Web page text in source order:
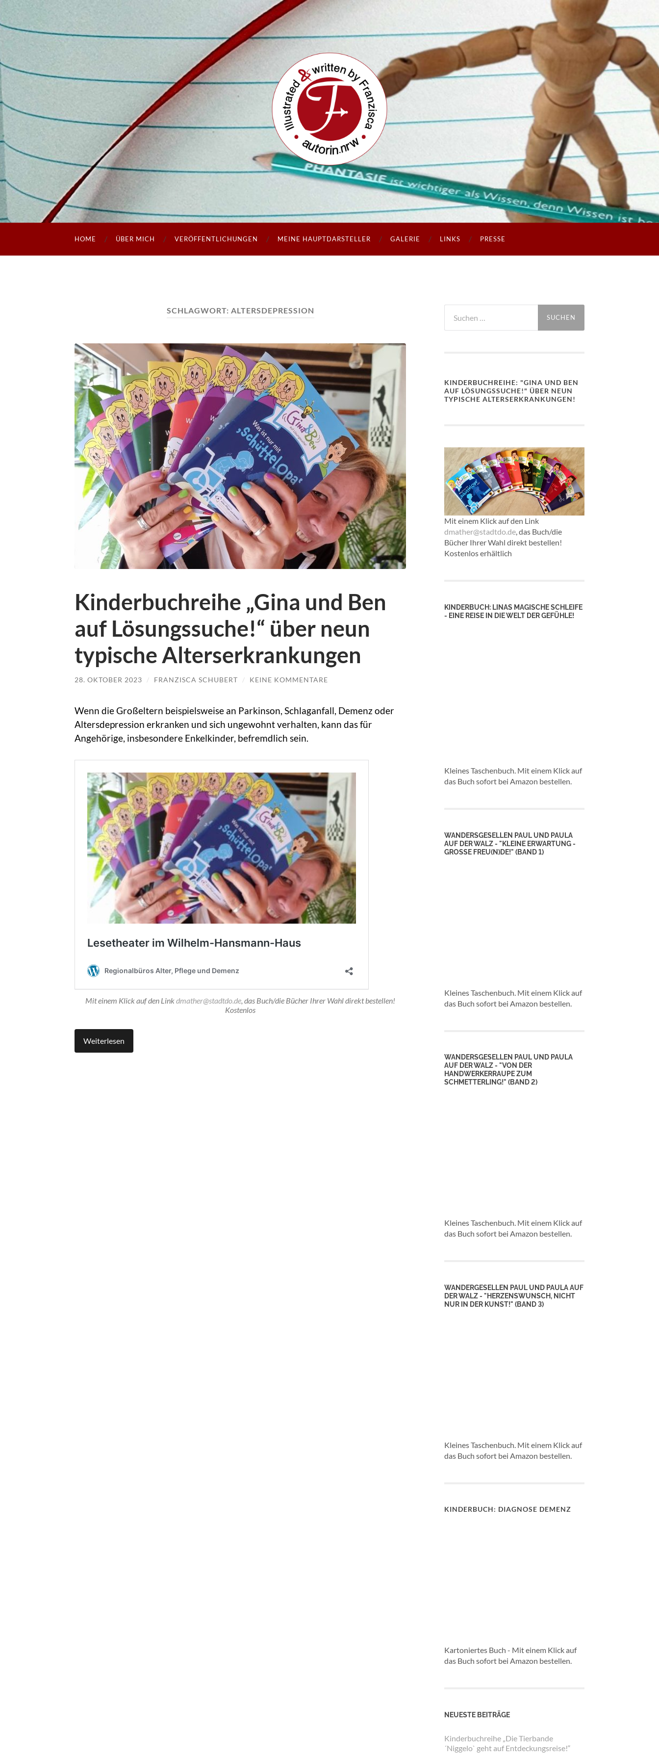
Buchautorin
&
Illustratorin
HOME ÜBER MICH VERÖFFENTLICHUNGEN MEINE HAUPTDARSTELLER GALERIE LINKS PRESSE
SCHLAGWORT: ALTERSDEPRESSION
Kinderbuchreihe „Gina und Ben
auf Lösungssuche!“ über neun
typische Alterserkrankungen
28. OKTOBER 2023 / FRANZISCA SCHUBERT / KEINE KOMMENTARE
Wenn die Großeltern beispielsweise an Parkinson, Schlaganfall, Demenz oder
Altersdepression erkranken und sich ungewohnt verhalten, kann das für
Angehörige, insbesondere Enkelkinder, befremdlich sein.
Mit einem Klick auf den Linkdmather@stadtdo.de, das Buch/die Bücher Ihrer Wahl direkt bestellen!
Kostenlos
Weiterlesen
nach:
KINDERBUCHREIHE: "GINA UND BEN
AUF LÖSUNGSSUCHE!" ÜBER NEUN
TYPISCHE ALTERSERKRANKUNGEN!
Mit einem Klick auf den Link
dmather@stadtdo.de , das Buch/die
Bücher Ihrer Wahl direkt bestellen!
Kostenlos erhältlich
KINDERBUCH: LINAS MAGISCHE SCHLEIFE
- EINE REISE IN DIE WELT DER GEFÜHLE!
Kleines Taschenbuch. Mit einem Klick auf
das Buch sofort bei Amazon bestellen.
WANDERSGESELLEN PAUL UND PAULA
AUF DER WALZ - "KLEINE ERWARTUNG -
GROSSE FREU(N)DE!" (BAND 1)
Kleines Taschenbuch. Mit einem Klick auf
das Buch sofort bei Amazon bestellen.
WANDERSGESELLEN PAUL UND PAULA
AUF DER WALZ - "VON DER
HANDWERKERRAUPE ZUM
SCHMETTERLING!" (BAND 2)
Kleines Taschenbuch. Mit einem Klick auf
das Buch sofort bei Amazon bestellen.
WANDERGESELLEN PAUL UND PAULA AUF
DER WALZ - "HERZENSWUNSCH, NICHT
NUR IN DER KUNST!" (BAND 3)
Kleines Taschenbuch. Mit einem Klick auf
das Buch sofort bei Amazon bestellen.
KINDERBUCH: DIAGNOSE DEMENZ
Kartoniertes Buch - Mit einem Klick auf
das Buch sofort bei Amazon bestellen.
NEUESTE BEITRÄGE
Kinderbuchreihe „Die Tierbande
´Niggelo` geht auf Entdeckungsreise!“